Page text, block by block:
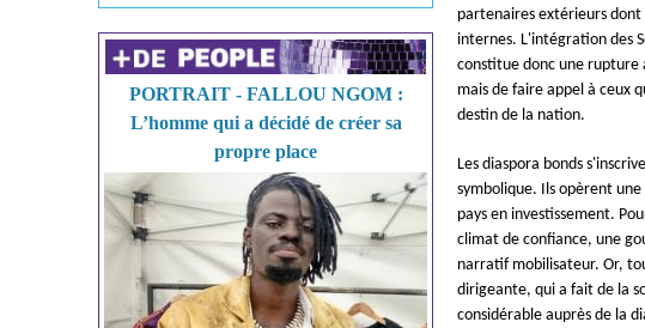
PORTRAIT - FALLOU NGOM :
L’homme qui a décidé de créer sa
propre place
partenaires extérieurs dont
internes. L'intégration des
constitue donc une rupture
mais de faire appel à ceux
destin de la nation.
Les diaspora bonds
symbolique. Ils opèrent
pays en investissement.
climat de confiance, une
narratif mobilisateur. Or,
dirigeante, qui a fait de la
considérable auprès de la